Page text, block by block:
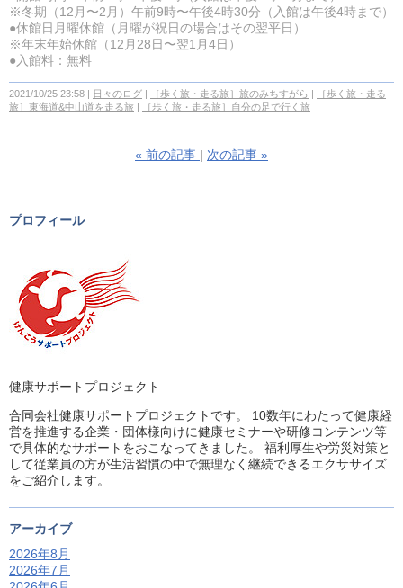
※冬期（12月〜2月）午前9時〜午後4時30分（入館は午後4時まで）
●休館日月曜休館（月曜が祝日の場合はその翌平日）
※年末年始休館（12月28日〜翌1月4日）
●入館料：無料
2021/10/25 23:58 日々のログ ［歩く旅・走る旅］旅のみちすがら
［歩く旅・走る
旅］東海道&中山道を走る旅
［歩く旅・走る旅］自分の足で行く旅
« 前の記事 次の記事 »
プロフィール
健康サポートプロジェクト
合同会社健康サポートプロジェクトです。 10数年にわたって健康経
営を推進する企業・団体様向けに健康セミナーや研修コンテンツ等
で具体的なサポートをおこなってきました。 福利厚生や労災対策と
して従業員の方が生活習慣の中で無理なく継続できるエクササイズ
をご紹介します。
アーカイブ
2026年8月
2026年7月